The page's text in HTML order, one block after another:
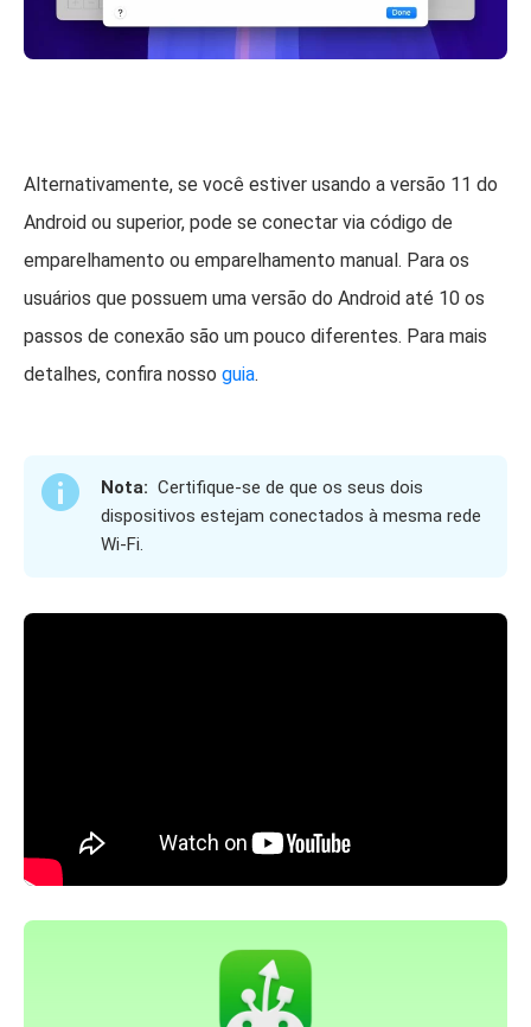
Alternativamente, se você estiver usando a versão 11 do
Android ou superior, pode se conectar via código de
emparelhamento ou emparelhamento manual. Para os
usuários que possuem uma versão do Android até 10 os
passos de conexão são um pouco diferentes. Para mais
detalhes, confira nosso guia.
Nota: Certifique-se de que os seus dois
dispositivos estejam conectados à mesma rede
Wi-Fi.